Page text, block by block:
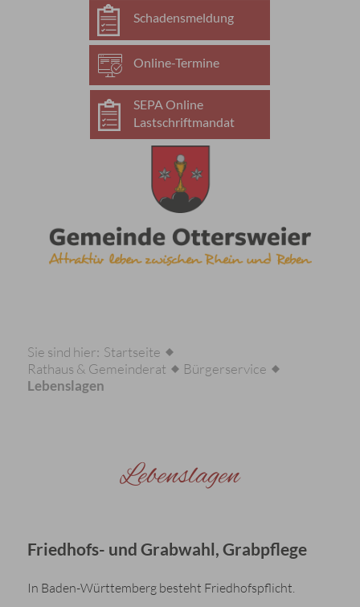
Schadensmeldung
Online-Termine
SEPA Online
Lastschriftmandat
Sie sind hier: Startseite
Rathaus & Gemeinderat
Bürgerservice
Lebenslagen
Lebenslagen
Friedhofs- und Grabwahl, Grabpflege
In Baden-Württemberg besteht Friedhofspflicht.